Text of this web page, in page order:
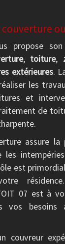
couverture
propose
, toiture,
extérieures.
les
et
de
assure
les
est
07 est à
vos besoins
couvreur